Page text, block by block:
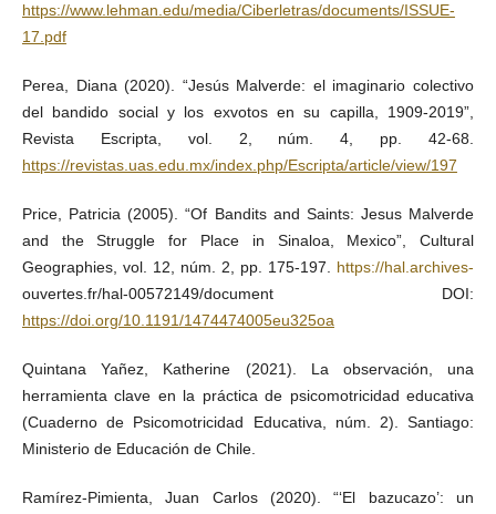
https://www.lehman.edu/media/Ciberletras/documents/ISSUE-
17.pdf
Perea, Diana (2020). “Jesús Malverde: el imaginario colectivo
del bandido social y los exvotos en su capilla, 1909-2019”,
Revista Escripta, vol. 2, núm. 4, pp. 42-68.
https://revistas.uas.edu.mx/index.php/Escripta/article/view/197
Price, Patricia (2005). “Of Bandits and Saints: Jesus Malverde
and the Struggle for Place in Sinaloa, Mexico”, Cultural
Geographies, vol. 12, núm. 2, pp. 175-197. https://hal.archives-
ouvertes.fr/hal-00572149/document DOI:
https://doi.org/10.1191/1474474005eu325oa
Quintana Yañez, Katherine (2021). La observación, una
herramienta clave en la práctica de psicomotricidad educativa
(Cuaderno de Psicomotricidad Educativa, núm. 2). Santiago:
Ministerio de Educación de Chile.
Ramírez-Pimienta, Juan Carlos (2020). “‘El bazucazo’: un